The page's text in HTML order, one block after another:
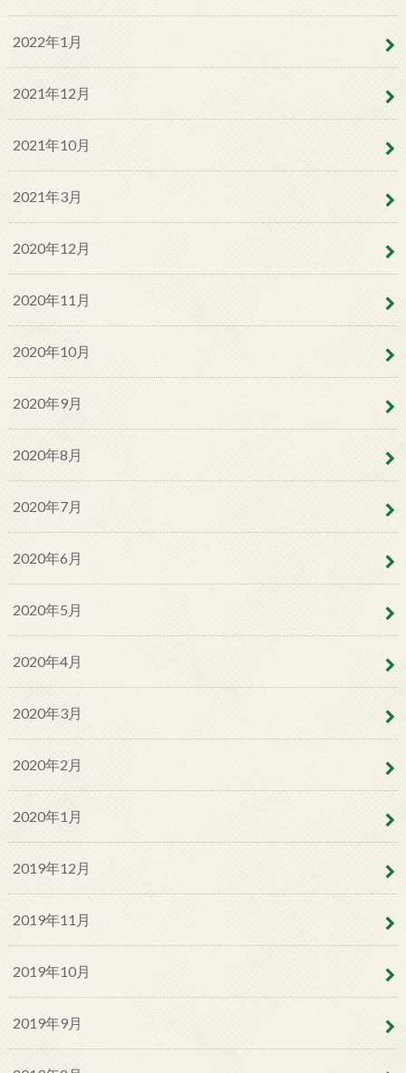
2022年1月
2021年12月
2021年10月
2021年3月
2020年12月
2020年11月
2020年10月
2020年9月
2020年8月
2020年7月
2020年6月
2020年5月
2020年4月
2020年3月
2020年2月
2020年1月
2019年12月
2019年11月
2019年10月
2019年9月